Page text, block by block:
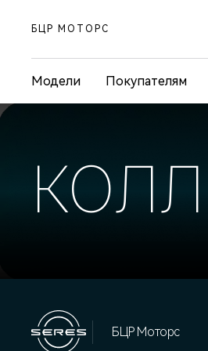
БЦР МОТОРС
Модели Покупателям
БЦР Моторс